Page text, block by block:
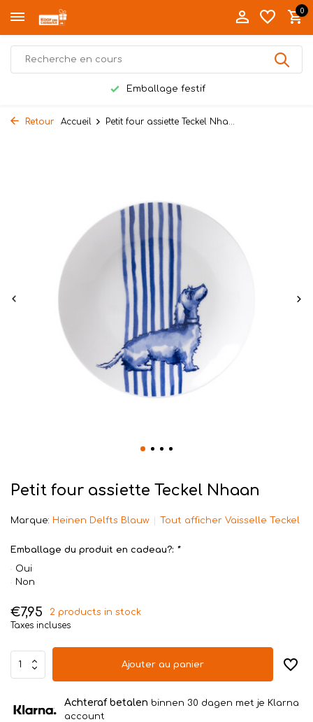
0
Emballage festif
Retour Accueil Petit four assiette Teckel Nha...
Petit four assiette Teckel Nhaan
Marque: Heinen Delfts Blauw Tout afficher Vaisselle Teckel
Emballage du produit en cadeau?: *
Oui
Non
€7,95
2 products in stock
Taxes incluses
Ajouter au panier
Achteraf betalen binnen 30 dagen met je Klarna
account